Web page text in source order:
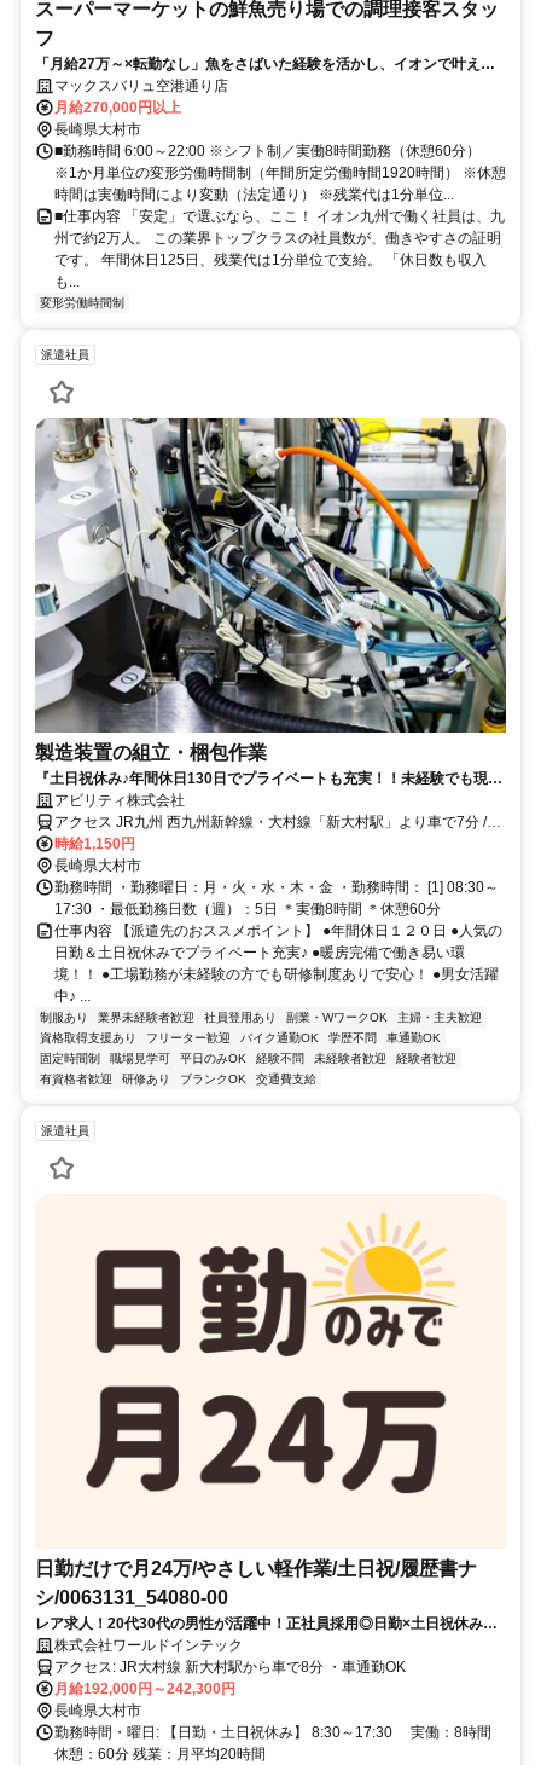
スーパーマーケットの鮮魚売り場での調理接客スタッ
フ
「月給27万～×転勤なし」魚をさばいた経験を活かし、イオンで叶える
安定キャリア！
マックスバリュ空港通り店
月給270,000円以上
長崎県大村市
■勤務時間 6:00～22:00 ※シフト制／実働8時間勤務（休憩60分）
※1か月単位の変形労働時間制（年間所定労働時間1920時間） ※休憩
時間は実働時間により変動（法定通り） ※残業代は1分単位...
■仕事内容 「安定」で選ぶなら、ここ！ イオン九州で働く社員は、九
州で約2万人。 この業界トップクラスの社員数が、働きやすさの証明
です。 年間休日125日、残業代は1分単位で支給。 「休日数も収入
も...
変形労働時間制
派遣社員
製造装置の組立・梱包作業
『土日祝休み♪年間休日130日でプライベートも充実！！未経験でも現場
に入る前にきっちり研修があるので、安心♪』
アビリティ株式会社
アクセス JR九州 西九州新幹線・大村線「新大村駅」より車で7分 /九
州自動車道「大村ＩＣ」より車で13分
時給1,150円
長崎県大村市
勤務時間 ・勤務曜日：月・火・水・木・金 ・勤務時間： [1] 08:30～
17:30 ・最低勤務日数（週）：5日 ＊実働8時間 ＊休憩60分
仕事内容 【派遣先のおススメポイント】 ●年間休日１２０日 ●人気の
日勤＆土日祝休みでプライベート充実♪ ●暖房完備で働き易い環
境！！ ●工場勤務が未経験の方でも研修制度ありで安心！ ●男女活躍
中♪ ...
制服あり 業界未経験者歓迎 社員登用あり 副業・WワークOK
主婦・主夫歓迎
資格取得支援あり
フリーター歓迎 バイク通勤OK 学歴不問
車通勤OK
固定時間制
職場見学可 平日のみOK 経験不問 未経験者歓迎
経験者歓迎
有資格者歓迎
研修あり ブランクOK 交通費支給
派遣社員
日勤だけで月24万/やさしい軽作業/土日祝/履歴書ナ
シ/0063131_54080-00
レア求人！20代30代の男性が活躍中！正社員採用◎日勤×土日祝休み！
月24万OK！未経験OK◎＜履歴書ナシでサクッと応募！来社不要でのス
マホ面接で完結！＞
株式会社ワールドインテック
アクセス: JR大村線 新大村駅から車で8分 ・車通勤OK
月給192,000円～242,300円
長崎県大村市
勤務時間・曜日: 【日勤・土日祝休み】 8:30～17:30 実働：8時間
休憩：60分 残業：月平均20時間